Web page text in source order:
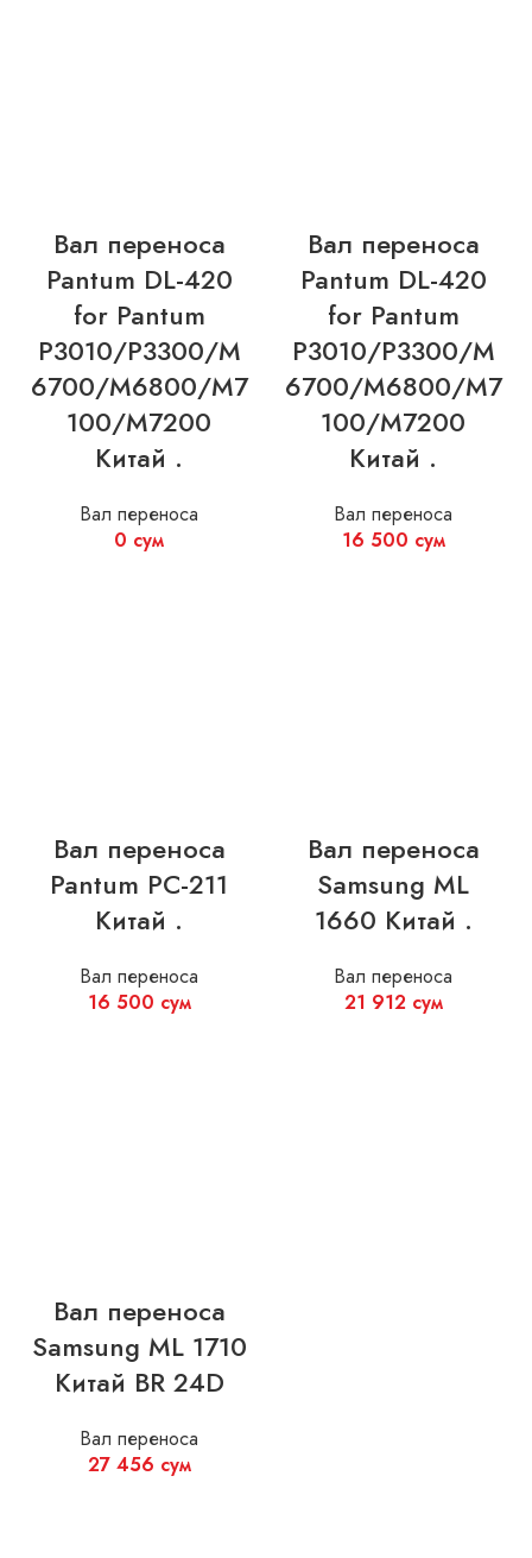
Вал переноса
Pantum DL-420
for Pantum
P3010/P3300/M
6700/M6800/M7
100/M7200
Китай .
Вал переноса
0 сум
Вал переноса
Pantum DL-420
for Pantum
P3010/P3300/M
6700/M6800/M7
100/M7200
Китай .
Вал переноса
16 500 сум
Вал переноса
Pantum PC-211
Китай .
Вал переноса
16 500 сум
Вал переноса
Samsung ML
1660 Китай .
Вал переноса
21 912 сум
Вал переноса
Samsung ML 1710
Китай BR 24D
Вал переноса
27 456 сум